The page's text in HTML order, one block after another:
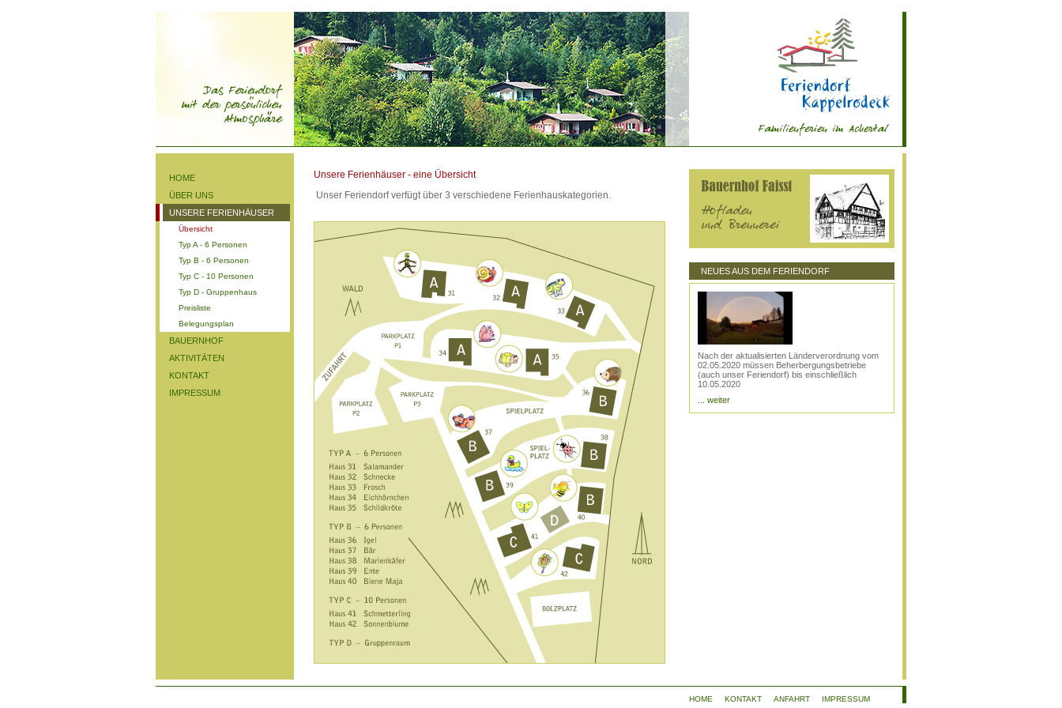
HOME
ÜBER UNS
UNSERE FERIENHÄUSER
Übersicht
Typ A - 6 Personen
Typ B - 6 Personen
Typ C - 10 Personen
Typ D - Gruppenhaus
Preisliste
Belegungsplan
BAUERNHOF
AKTIVITÄTEN
KONTAKT
IMPRESSUM
Unsere Ferienhäuser - eine Übersicht
Unser Feriendorf verfügt über 3 verschiedene Ferienhauskategorien.
NEUES AUS DEM FERIENDORF
Nach der aktualisierten Länderverordnung vom
02.05.2020 müssen Beherbergungsbetriebe
(auch unser Feriendorf) bis einschließlich
10.05.2020
... weiter
HOME KONTAKT ANFAHRT IMPRESSUM